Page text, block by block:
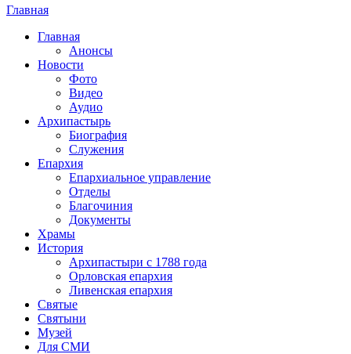
Вы здесь
Главная
Главная
Анонсы
Новости
Фото
Видео
Аудио
Архипастырь
Биография
Служения
Епархия
Епархиальное управление
Отделы
Благочиния
Документы
Храмы
История
Архипастыри с 1788 года
Орловская епархия
Ливенская епархия
Святые
Святыни
Музей
Для СМИ